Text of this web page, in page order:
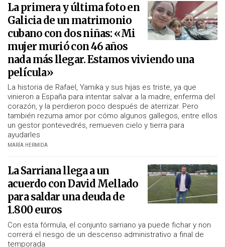
La primera y última foto en
Galicia de un matrimonio
cubano con dos niñas: «Mi
mujer murió con 46 años
nada más llegar. Estamos viviendo una
película»
La historia de Rafael, Yamika y sus hijas es triste, ya que
vinieron a España para intentar salvar a la madre, enferma del
corazón, y la perdieron poco después de aterrizar. Pero
también rezuma amor por cómo algunos gallegos, entre ellos
un gestor pontevedrés, remueven cielo y tierra para
ayudarles
MARÍA HERMIDA
La Sarriana llega a un
acuerdo con David Mellado
para saldar una deuda de
1.800 euros
Con esta fórmula, el conjunto sarriano ya puede fichar y non
correrá el riesgo de un descenso administrativo a final de
temporada